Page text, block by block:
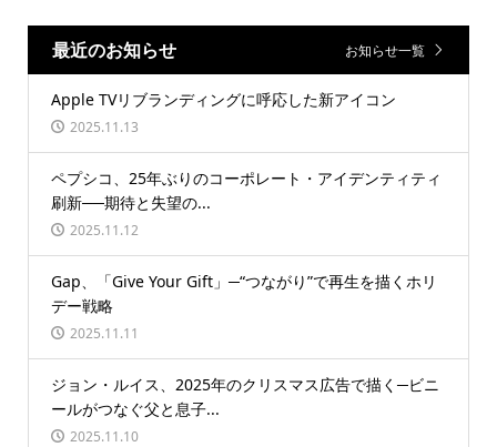
最近のお知らせ お知らせ一覧
Apple TVリブランディングに呼応した新アイコン
2025.11.13
ペプシコ、25年ぶりのコーポレート・アイデンティティ
刷新──期待と失望の...
2025.11.12
Gap、「Give Your Gift」─“つながり”で再生を描くホリ
デー戦略
2025.11.11
ジョン・ルイス、2025年のクリスマス広告で描く─ビニ
ールがつなぐ父と息子...
2025.11.10